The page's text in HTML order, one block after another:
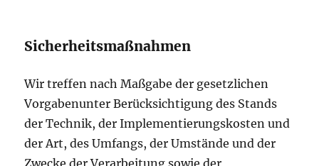
Sicherheitsmaßnahmen
Wir treffen nach Maßgabe der gesetzlichen
Vorgabenunter Berücksichtigung des Stands
der Technik, der Implementierungskosten und
der Art, des Umfangs, der Umstände und der
Zwecke der Verarbeitung sowie der